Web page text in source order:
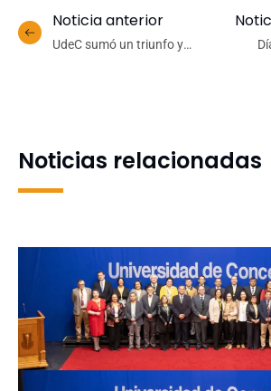
Noticia anterior
UdeC sumó un triunfo y
Noticias relacionadas